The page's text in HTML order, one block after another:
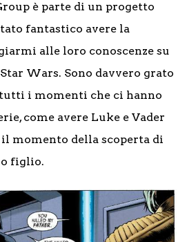
è parte di un progetto
fantastico avere la
alle loro conoscenze su
Wars. Sono davvero grato
i momenti che ci hanno
come avere Luke e Vader
momento della scoperta di
figlio.